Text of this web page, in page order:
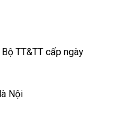
TT&TT cấp ngày
Nội